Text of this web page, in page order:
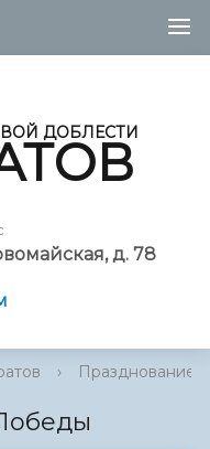
ДОБЛЕСТИ
д. 78
› Празднование